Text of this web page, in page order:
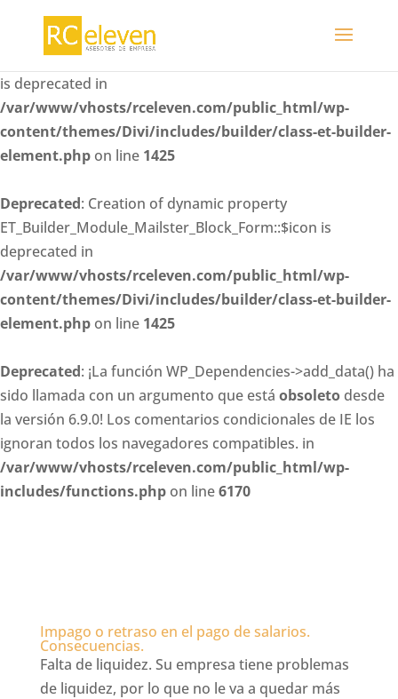
Deprecated : Creation of dynamic property
is deprecated in
/var/www/vhosts/rceleven.com/public_html/wp-
content/themes/Divi/includes/builder/class-et-builder-
element.php on line 1425
Deprecated: Creation of dynamic property
ET_Builder_Module_Mailster_Block_Form::$icon is
deprecated in
/var/www/vhosts/rceleven.com/public_html/wp-
content/themes/Divi/includes/builder/class-et-builder-
element.php on line 1425
Deprecated: ¡La función WP_Dependencies->add_data() ha
sido llamada con un argumento que está obsoleto desde
la versión 6.9.0! Los comentarios condicionales de IE los
ignoran todos los navegadores compatibles. in
/var/www/vhosts/rceleven.com/public_html/wp-
includes/functions.php on line6170
Impago o retraso en el pago de salarios.
Consecuencias.
Falta de liquidez. Su empresa tiene problemas
de liquidez, por lo que no le va a quedar más